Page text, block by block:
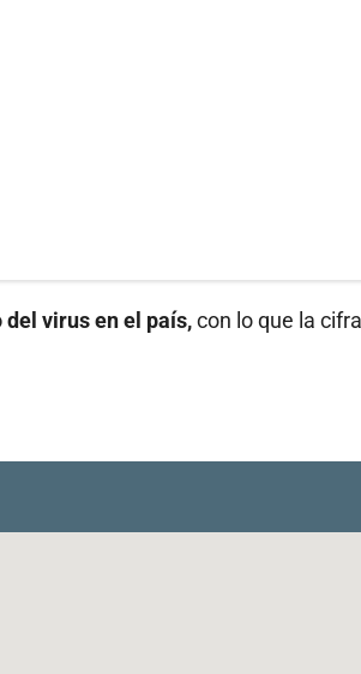
del virus en el país,con lo que la